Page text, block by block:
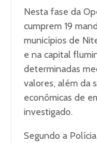
Nesta fase da
cumprem 19
municípios de
e na capital
determinadas
valores, além da
econômicas de
investigado.
Segundo a